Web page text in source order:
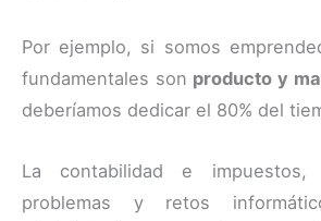
Por ejemplo, si somos
fundamentales son producto y
deberíamos dedicar el 80% del
La contabilidad e
problemas y retos